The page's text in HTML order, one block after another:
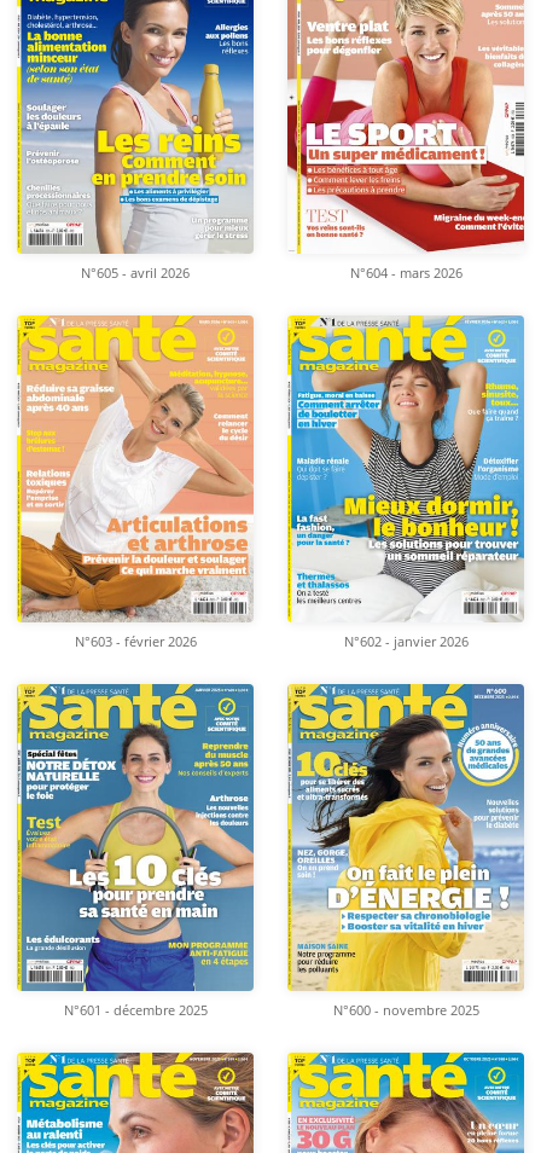
N°605 - avril 2026 N°604 - mars 2026
N°603 - février 2026 N°602 - janvier 2026
N°601 - décembre 2025 N°600 - novembre 2025